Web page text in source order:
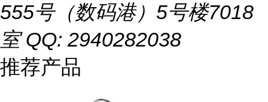
555号（数码港）5号楼7018
室 QQ: 2940282038
推荐产品